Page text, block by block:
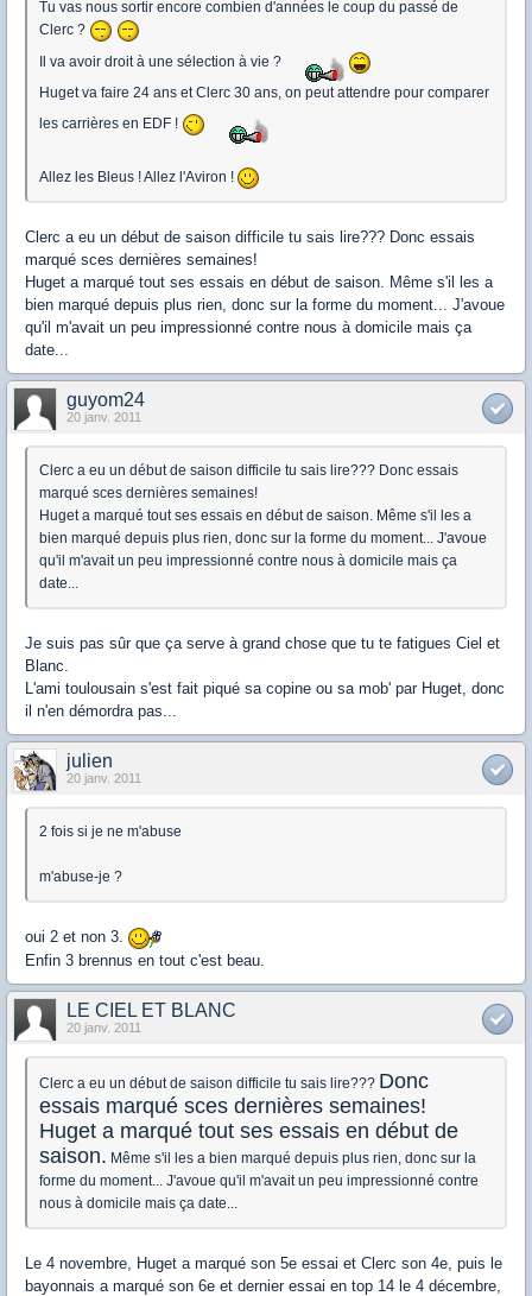
Tu vas nous sortir encore combien d'années le coup du passé de
Clerc ?
Il va avoir droit à une sélection à vie ?
Huget va faire 24 ans et Clerc 30 ans, on peut attendre pour comparer
les carrières en EDF !
Allez les Bleus ! Allez l'Aviron !
Clerc a eu un début de saison difficile tu sais lire??? Donc essais
marqué sces dernières semaines!
Huget a marqué tout ses essais en début de saison. Même s'il les a
bien marqué depuis plus rien, donc sur la forme du moment... J'avoue
qu'il m'avait un peu impressionné contre nous à domicile mais ça
date...
guyom24
20 janv. 2011
Clerc a eu un début de saison difficile tu sais lire??? Donc essais
marqué sces dernières semaines!
Huget a marqué tout ses essais en début de saison. Même s'il les a
bien marqué depuis plus rien, donc sur la forme du moment... J'avoue
qu'il m'avait un peu impressionné contre nous à domicile mais ça
date...
Je suis pas sûr que ça serve à grand chose que tu te fatigues Ciel et
Blanc.
L'ami toulousain s'est fait piqué sa copine ou sa mob' par Huget, donc
il n'en démordra pas...
julien
20 janv. 2011
2 fois si je ne m'abuse
m'abuse-je ?
oui 2 et non 3.
Enfin 3 brennus en tout c'est beau.
LE CIEL ET BLANC
20 janv. 2011
Clerc a eu un début de saison difficile tu sais lire??? Donc
essais marqué sces dernières semaines!
Huget a marqué tout ses essais en début de
saison. Même s'il les a bien marqué depuis plus rien, donc sur la
forme du moment... J'avoue qu'il m'avait un peu impressionné contre
nous à domicile mais ça date...
Le 4 novembre, Huget a marqué son 5e essai et Clerc son 4e, puis le
bayonnais a marqué son 6e et dernier essai en top 14 le 4 décembre,